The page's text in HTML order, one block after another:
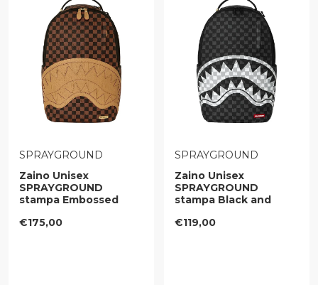
VENDITORE:
SPRAYGROUND
Zaino Unisex
SPRAYGROUND
stampa Embossed
Prezzo regolare
€175,00
VENDITORE:
SPRAYGROUND
Zaino Unisex
SPRAYGROUND
stampa Black and
Prezzo regolare
€119,00